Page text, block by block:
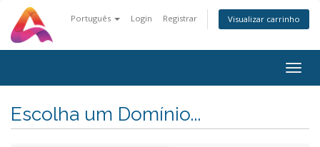
Português Login Registrar Visualizar carrinho
Escolha um Domínio...